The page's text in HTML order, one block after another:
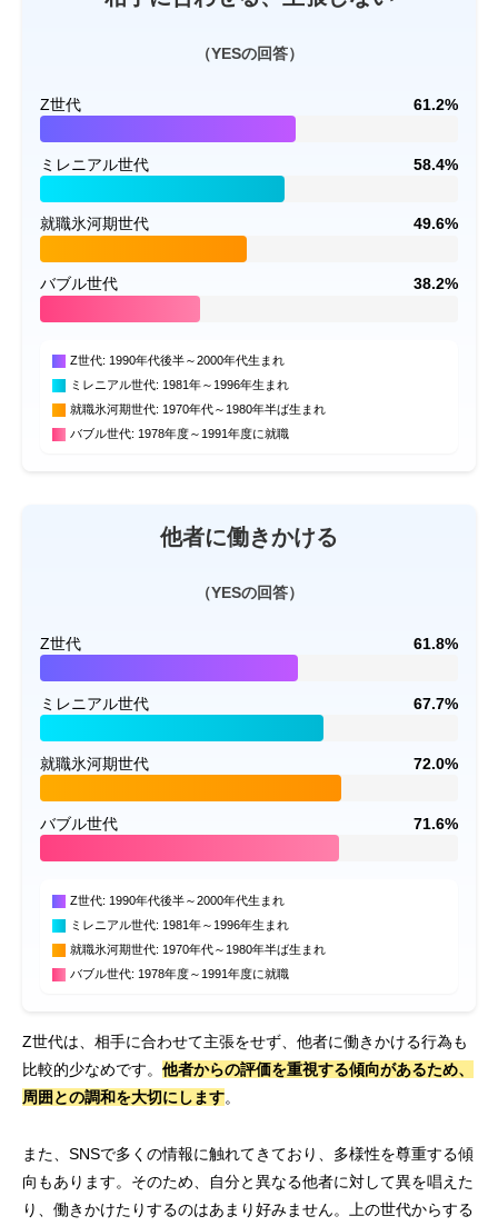
（YESの回答）
Z世代 61.2%
ミレニアル世代 58.4%
就職氷河期世代 49.6%
バブル世代 38.2%
Z世代: 1990年代後半～2000年代生まれ
ミレニアル世代: 1981年～1996年生まれ
就職氷河期世代: 1970年代～1980年半ば生まれ
バブル世代: 1978年度～1991年度に就職
他者に働きかける
（YESの回答）
Z世代 61.8%
ミレニアル世代 67.7%
就職氷河期世代 72.0%
バブル世代 71.6%
Z世代: 1990年代後半～2000年代生まれ
ミレニアル世代: 1981年～1996年生まれ
就職氷河期世代: 1970年代～1980年半ば生まれ
バブル世代: 1978年度～1991年度に就職
Z世代は、相手に合わせて主張をせず、他者に働きかける行為も
比較的少なめです。 他者からの評価を重視する傾向があるため、
周囲との調和を大切にします。
また、SNSで多くの情報に触れてきており、多様性を尊重する傾
向もあります。そのため、自分と異なる他者に対して異を唱えた
り、働きかけたりするのはあまり好みません。上の世代からする